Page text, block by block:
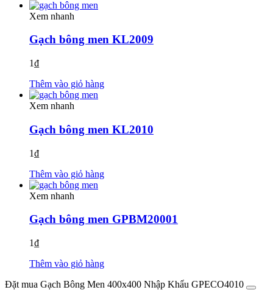
Xem nhanh
Gạch bông men KL2009
1₫
Thêm vào giỏ hàng
Xem nhanh
Gạch bông men KL2010
1₫
Thêm vào giỏ hàng
Xem nhanh
Gạch bông men GPBM20001
1₫
Thêm vào giỏ hàng
Đặt mua Gạch Bông Men 400x400 Nhập Khẩu GPECO4010